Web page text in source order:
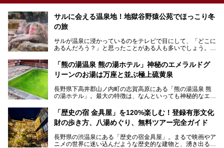
サルに会える温泉地！地獄谷野猿公苑でほっこり冬
の旅
サルが温泉に浸かっているのをテレビで目にして、「どこに
あるんだろう？」と思ったことがある人も多いでしょう。
この微笑ましい光景は、長野県にある「地獄谷野猿公苑」で
見られるもので、野生のサルが雪景色の中で温泉に浸かる姿
を間近で観察できます。
本記事では、地獄谷野猿公苑の魅力や見どころ、サルと温泉
との関係性、地獄谷周辺の観光スポットについて紹介しま
ので、野生のサルを観察する貴重な自然体験と温泉をあわせ
て楽しみたい人は、ぜひ参考にしてください。
「熊の湯温泉 熊の湯ホテル」神秘のエメラルドグ
リーンのお湯は万座と並ぶ極上硫黄泉
長野県下高井郡山ノ内町の志賀高原にある「熊の湯温泉 熊
の湯ホテル」。最大の特徴は、なんといっても神秘的なエメ
リピートするファンも多い温泉です。冬はスキーと一緒に楽
しみたい極上の温泉を紹介します。
「歴史の宿 金具屋」を120%楽しむ！登録有形文化
財の歩き方、八湯めぐり、無料ツアー完全ガイド
長野県の渋温泉にある「歴史の宿金具屋」。まるで映画やア
ニメの世界に迷い込んだような歴史的な建物と、湧き出る温